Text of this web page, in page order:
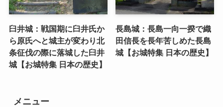
臼井城：戦国期に臼井氏か
ら原氏へと城主が変わり北
条征伐の際に落城した臼井
城【お城特集 日本の歴史】
長島城：長島一向一揆で織
田信長を長年苦しめた長島
城【お城特集 日本の歴史】
メニュー